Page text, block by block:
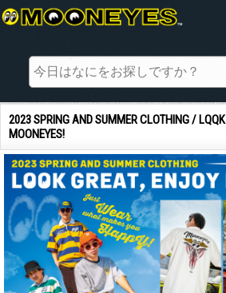
2023 SPRING AND SUMMER CLOTHING / LQQK
MOONEYES!